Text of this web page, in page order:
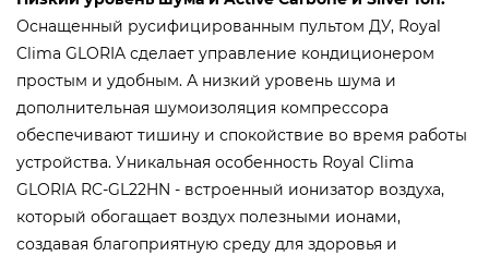
Оснащенный русифицированным пультом ДУ, Royal
Clima GLORIA сделает управление кондиционером
простым и удобным. А низкий уровень шума и
дополнительная шумоизоляция компрессора
обеспечивают тишину и спокойствие во время работы
устройства. Уникальная особенность Royal Clima
GLORIA RC-GL22HN - встроенный ионизатор воздуха,
который обогащает воздух полезными ионами,
создавая благоприятную среду для здоровья и